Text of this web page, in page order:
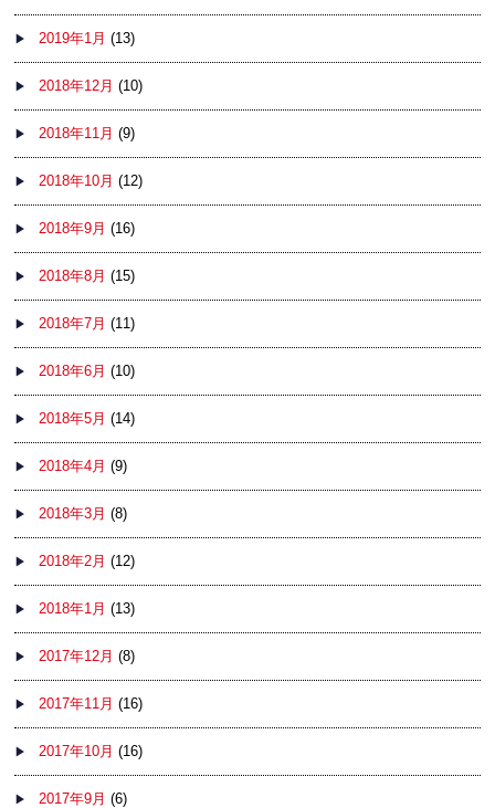
2019年1月 (13)
2018年12月 (10)
2018年11月 (9)
2018年10月 (12)
2018年9月 (16)
2018年8月 (15)
2018年7月 (11)
2018年6月 (10)
2018年5月 (14)
2018年4月 (9)
2018年3月 (8)
2018年2月 (12)
2018年1月 (13)
2017年12月 (8)
2017年11月 (16)
2017年10月 (16)
2017年9月 (6)